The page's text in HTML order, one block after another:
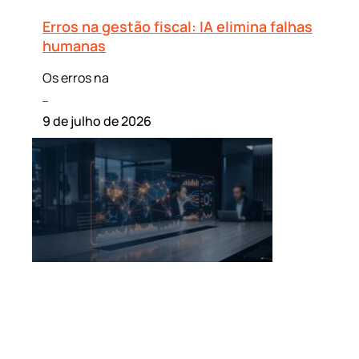
Erros na gestão fiscal: IA elimina falhas
humanas
Os erros na
9 de julho de 2026